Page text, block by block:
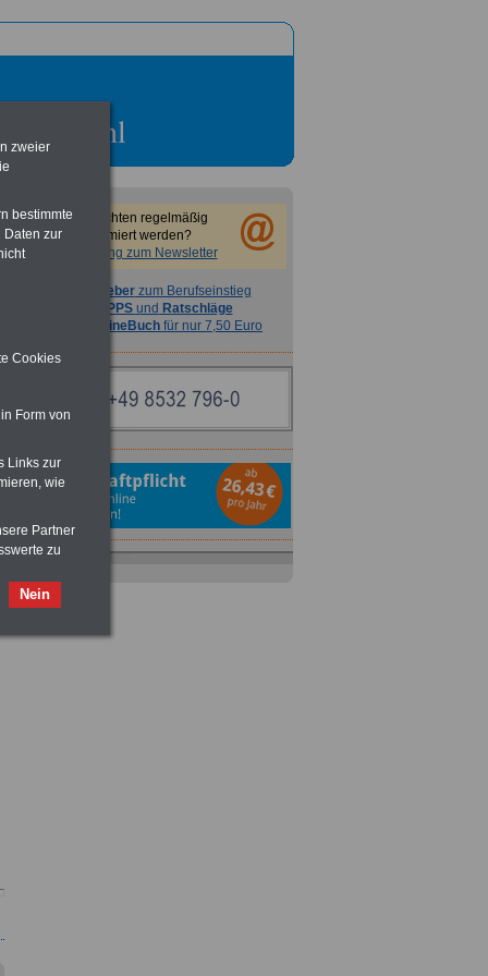
Sie möchten regelmäßig
informiert werden?
Anmeldung zum Newsletter
Ratgeberzum Berufseinstieg
TIPPS und Ratschläge
OnlineBuch für nur 7,50 Euro
zweier
bestimmte
Daten zur
Cookies
Form von
Links zur
wie
Partner
zu
Nein